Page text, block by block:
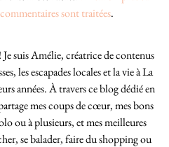
sont traitées.
suis Amélie, créatrice de contenus
les escapades locales et la vie à La
années. À travers ce blog dédié en
mes coups de cœur, mes bons
ou à plusieurs, et mes meilleures
se balader, faire du shopping ou